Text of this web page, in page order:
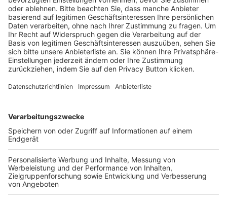
BFV-Geschäftsstellen
Trainerbörse
Login SpielPlus
FOLGE DEM BFV
TOP-VEREINE
TOP-PARTNER